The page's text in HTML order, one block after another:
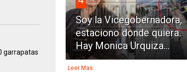
garrapatas
Soy la Vicegobernadora,
estaciono donde quiera.
Hay Monica Urquiza...
Leer Mas